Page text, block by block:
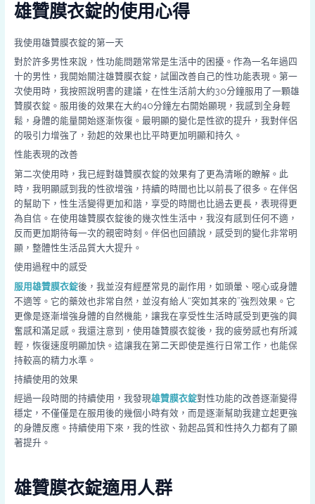
雄贊膜衣錠的使用心得
我使用雄贊膜衣錠的第一天
對於許多男性來說，性功能問題常常是生活中的困擾。作為一名年過四
十的男性，我開始關注雄贊膜衣錠，試圖改善自己的性功能表現。第一
次使用時，我按照說明書的建議，在性生活前大約30分鐘服用了一顆雄
贊膜衣錠。服用後的效果在大約40分鐘左右開始顯現，我感到全身輕
鬆，身體的能量開始逐漸恢復。最明顯的變化是性欲的提升，我對伴侶
的吸引力增強了，勃起的效果也比平時更加明顯和持久。
性能表現的改善
第二次使用時，我已經對雄贊膜衣錠的效果有了更為清晰的瞭解。此
時，我明顯感到我的性欲增強，持續的時間也比以前長了很多。在伴侶
的幫助下，性生活變得更加和諧，享受的時間也比過去更長，表現得更
為自信。在使用雄贊膜衣錠後的幾次性生活中，我沒有感到任何不適，
反而更加期待每一次的親密時刻。伴侶也回饋說，感受到的變化非常明
顯，整體性生活品質大大提升。
使用過程中的感受
服用雄贊膜衣錠後，我並沒有經歷常見的副作用，如頭暈、噁心或身體
不適等。它的藥效也非常自然，並沒有給人“突如其來的”強烈效果。它
更像是逐漸增強身體的自然機能，讓我在享受性生活時感受到更強的興
奮感和滿足感。我還注意到，使用雄贊膜衣錠後，我的疲勞感也有所減
輕，恢復速度明顯加快。這讓我在第二天即使是進行日常工作，也能保
持較高的精力水準。
持續使用的效果
經過一段時間的持續使用，我發現雄贊膜衣錠對性功能的改善逐漸變得
穩定，不僅僅是在服用後的幾個小時有效，而是逐漸幫助我建立起更強
的身體反應。持續使用下來，我的性欲、勃起品質和性持久力都有了顯
著提升。
雄贊膜衣錠適用人群